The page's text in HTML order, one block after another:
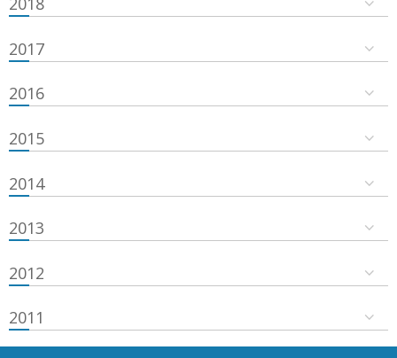
2017
2016
2015
2014
2013
2012
2011